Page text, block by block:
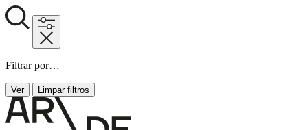
Filtrar por…
Ver Limpar filtros